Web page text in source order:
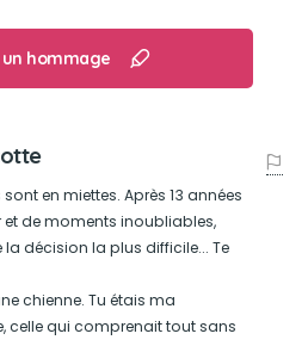
un hommage
en miettes. Après 13 années
de moments inoubliables,
décision la plus difficile... Te
chienne. Tu étais ma
celle qui comprenait tout sans